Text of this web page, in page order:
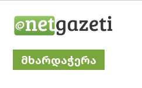
მხარდაჭერა